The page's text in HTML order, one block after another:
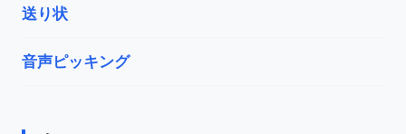
送り状
音声ピッキング